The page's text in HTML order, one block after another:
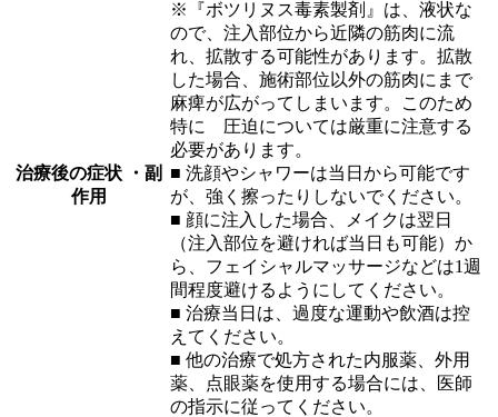
治療後の症状 ・副
作用
※『ボツリヌス毒素製剤』は、液状な
ので、注入部位から近隣の筋肉に流
れ、拡散する可能性があります。拡散
した場合、施術部位以外の筋肉にまで
麻痺が広がってしまいます。このため
特に 圧迫については厳重に注意する
必要があります。
■ 洗顔やシャワーは当日から可能です
が、強く擦ったりしないでください。
■ 顔に注入した場合、メイクは翌日
（注入部位を避ければ当日も可能）か
ら、フェイシャルマッサージなどは1週
間程度避けるようにしてください。
■ 治療当日は、過度な運動や飲酒は控
えてください。
■ 他の治療で処方された内服薬、外用
薬、点眼薬を使用する場合には、医師
の指示に従ってください。